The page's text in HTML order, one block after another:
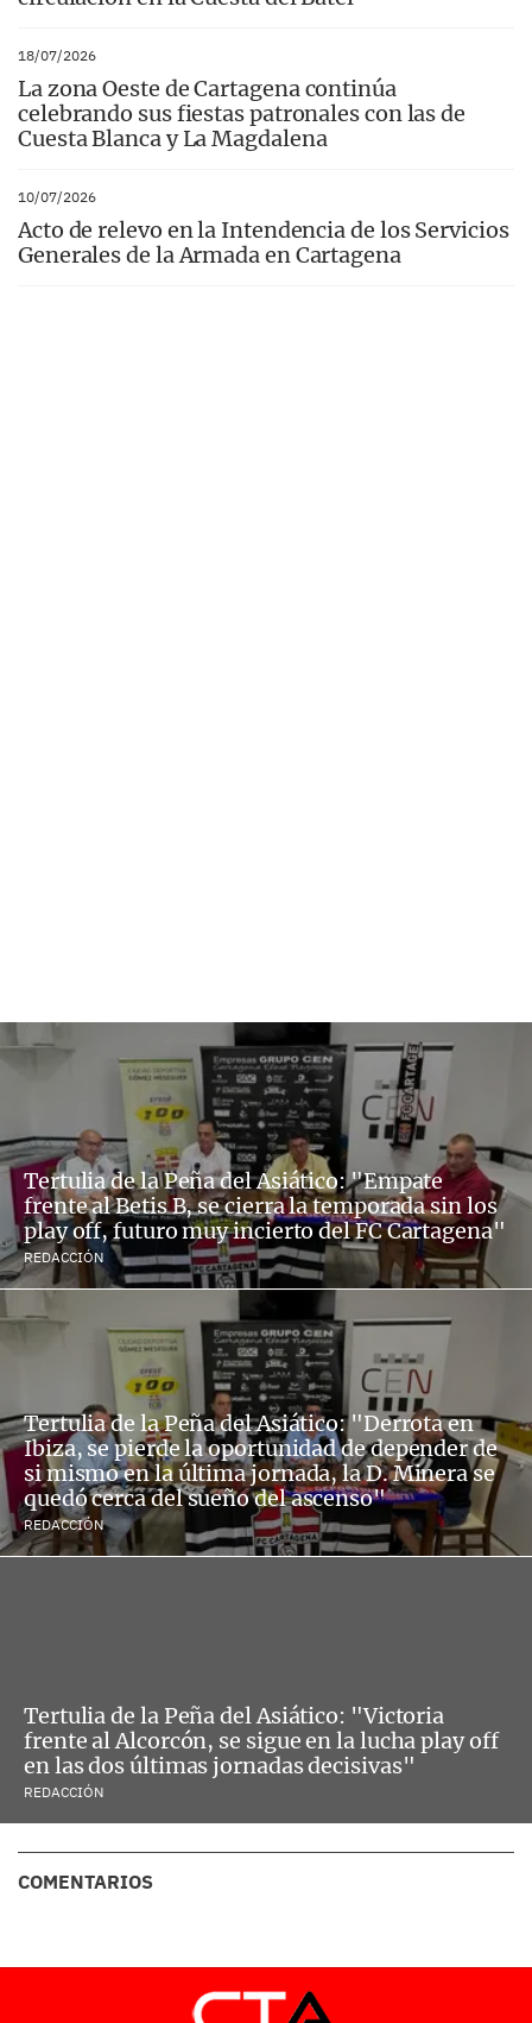
18/07/2026
La zona Oeste de Cartagena continúa
celebrando sus fiestas patronales con las de
Cuesta Blanca y La Magdalena
10/07/2026
Acto de relevo en la Intendencia de los Servicios
Generales de la Armada en Cartagena
Tertulia de la Peña del Asiático: "Empate
frente al Betis B, se cierra la temporada sin los
play off, futuro muy incierto del FC Cartagena"
REDACCIÓN
Tertulia de la Peña del Asiático: "Derrota en
Ibiza, se pierde la oportunidad de depender de
si mismo en la última jornada, la D. Minera se
quedó cerca del sueño del ascenso"
REDACCIÓN
Tertulia de la Peña del Asiático: "Victoria
frente al Alcorcón, se sigue en la lucha play off
en las dos últimas jornadas decisivas"
REDACCIÓN
COMENTARIOS